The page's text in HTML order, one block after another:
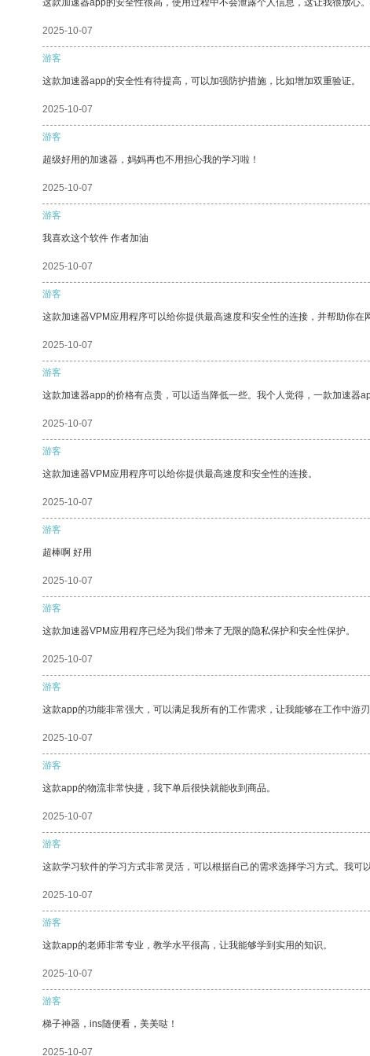
这款加速器app的安全性很高，使用过程中不会泄露个人信息，这让我很放心
2025-10-07
游客
这款加速器app的安全性有待提高，可以加强防护措施，比如增加双重验证。
2025-10-07
游客
超级好用的加速器，妈妈再也不用担心我的学习啦！
2025-10-07
游客
我喜欢这个软件 作者加油
2025-10-07
游客
这款加速器VPM应用程序可以给你提供最高速度和安全性的连接，并帮助你在
2025-10-07
游客
这款加速器app的价格有点贵，可以适当降低一些。我个人觉得，一款加速器
2025-10-07
游客
这款加速器VPM应用程序可以给你提供最高速度和安全性的连接。
2025-10-07
游客
超棒啊 好用
2025-10-07
游客
这款加速器VPM应用程序已经为我们带来了无限的隐私保护和安全性保护。
2025-10-07
游客
这款app的功能非常强大，可以满足我所有的工作需求，让我能够在工作中游刃
2025-10-07
游客
这款app的物流非常快捷，我下单后很快就能收到商品。
2025-10-07
游客
这款学习软件的学习方式非常灵活，可以根据自己的需求选择学习方式。我可
2025-10-07
游客
这款app的老师非常专业，教学水平很高，让我能够学到实用的知识。
2025-10-07
游客
梯子神器，ins随便看，美美哒！
2025-10-07